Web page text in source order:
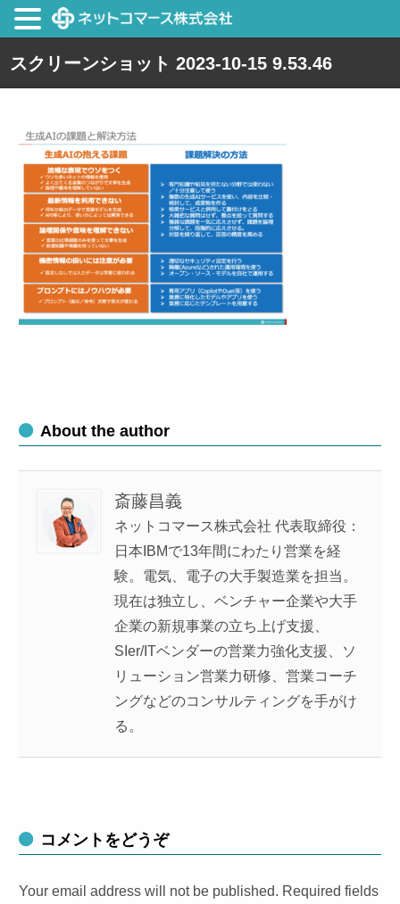
スクリーンショット 2023-10-15 9.53.46
About the author
斎藤昌義
ネットコマース株式会社 代表取締役：
日本IBMで13年間にわたり営業を経
験。電気、電子の大手製造業を担当。
現在は独立し、ベンチャー企業や大手
企業の新規事業の立ち上げ支援、
SIer/ITベンダーの営業力強化支援、ソ
リューション営業力研修、営業コーチ
ングなどのコンサルティングを手がけ
る。
コメントをどうぞ
Your email address will not be published. Required fields